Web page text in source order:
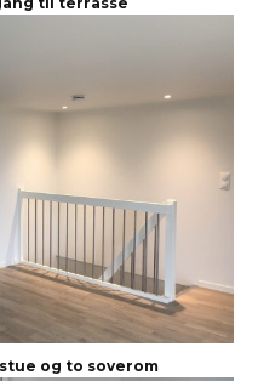
og to soverom